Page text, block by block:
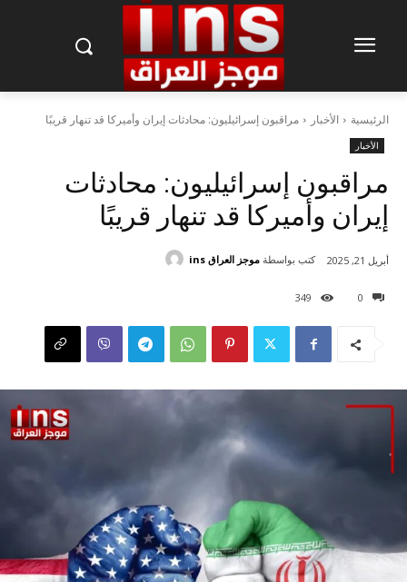
الرئيسية الأخبار مراقبون إسرائيليون: محادثات إيران وأميركا قد تنهار قريبًا
الأخبار
مراقبون إسرائيليون: محادثات
إيران وأميركا قد تنهار قريبًا
0
349
أبريل 21, 2025 كتب بواسطة موجز العراق ins